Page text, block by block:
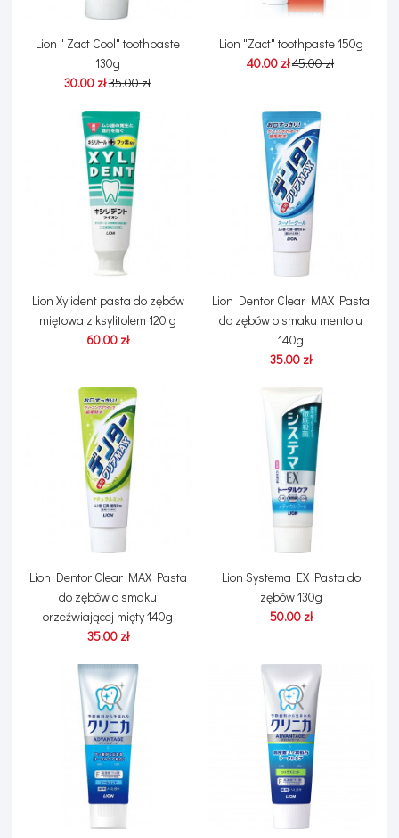
Lion " Zact Cool" toothpaste
130g
30.00 zł35.00 zł
Lion "Zact" toothpaste 150g
40.00 zł45.00 zł
Lion Xylident pasta do zębów
miętowa z ksylitolem 120 g
60.00 zł
Lion Dentor Clear MAX Pasta
do zębów o smaku mentolu
140g
35.00 zł
Lion Dentor Clear MAX Pasta
do zębów o smaku
orzeźwiającej mięty 140g
35.00 zł
Lion Systema EX Pasta do
zębów 130g
50.00 zł